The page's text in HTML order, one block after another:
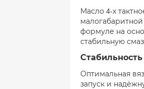
Масло 4-х
формуле на
стабильную
Оптимальная
запуск и